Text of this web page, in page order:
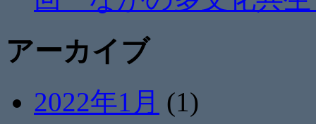
アーカイブ
2022年1月 (1)